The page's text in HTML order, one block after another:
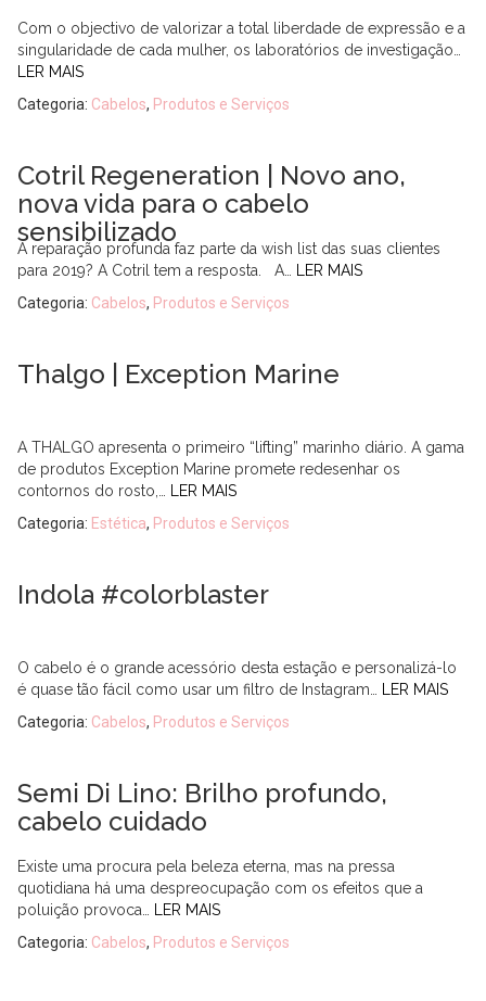
Com o objectivo de valorizar a total liberdade de expressão e a
singularidade de cada mulher, os laboratórios de investigação…
LER MAIS
Categoria: Cabelos, Produtos e Serviços
Cotril Regeneration | Novo ano,
nova vida para o cabelo
sensibilizado
A reparação profunda faz parte da wish list das suas clientes
para 2019? A Cotril tem a resposta. A…
LER MAIS
Categoria: Cabelos, Produtos e Serviços
Thalgo | Exception Marine
A THALGO apresenta o primeiro “lifting” marinho diário. A gama
de produtos Exception Marine promete redesenhar os
contornos do rosto,…
LER MAIS
Categoria: Estética, Produtos e Serviços
Indola #colorblaster
O cabelo é o grande acessório desta estação e personalizá-lo
é quase tão fácil como usar um filtro de Instagram…
LER MAIS
Categoria: Cabelos, Produtos e Serviços
Semi Di Lino: Brilho profundo,
cabelo cuidado
Existe uma procura pela beleza eterna, mas na pressa
quotidiana há uma despreocupação com os efeitos que a
poluição provoca…
LER MAIS
Categoria: Cabelos, Produtos e Serviços